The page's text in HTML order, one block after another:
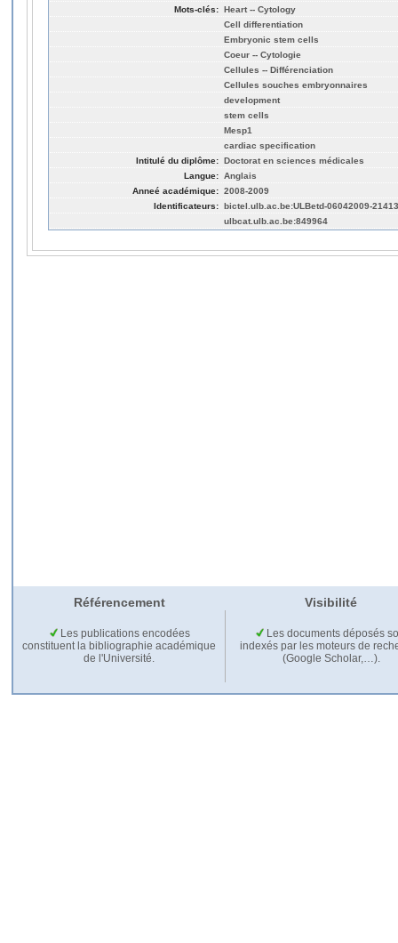
Mots-clés: Heart -- Cytology
Cell differentiation
Embryonic stem cells
Coeur -- Cytologie
Cellules -- Différenciation
Cellules souches embryonnaires
development
stem cells
Mesp1
cardiac specification
Intitulé du diplôme: Doctorat en sciences médicales
Langue: Anglais
Anneé académique: 2008-2009
Identificateurs: bictel.ulb.ac.be:ULBetd-06042009-
ulbcat.ulb.ac.be:849964
Référencement Visibilité
Les publications encodées
constituent la bibliographie académique
de l'Université.
Les documents déposés
indexés par les moteurs de
(Google Scholar,…).